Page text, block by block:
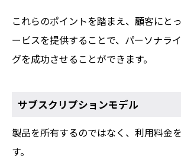
これらのポイントを踏まえ、顧客にと
ービスを提供することで、パーソナラ
グを成功させることができます。
サブスクリプションモデル
製品を所有するのではなく、利用料金
す。